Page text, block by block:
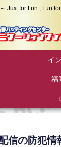
Just for Fun , Fun
イ
福
信の防犯情